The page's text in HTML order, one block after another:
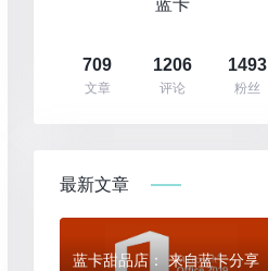
709
文章
1206
评论
1493
粉丝
最新文章
蓝卡甜品店： 来自蓝卡分享